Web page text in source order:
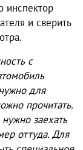
инспектор
и сверить
с
для
прочитать.
заехать
оттуда. Для